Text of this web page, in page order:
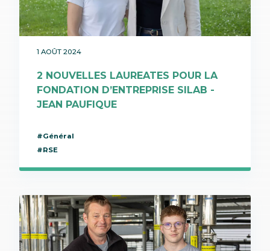
1 AOÛT 2024
2 NOUVELLES LAUREATES POUR LA
FONDATION D’ENTREPRISE SILAB -
JEAN PAUFIQUE
#Général
#RSE